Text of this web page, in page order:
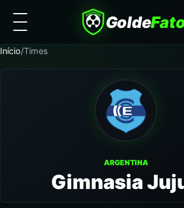
Golde
Início/Times
ARGENTINA
Gimnasia